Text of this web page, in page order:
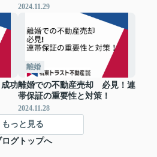
2024.11.29
功
離婚
離婚での不動産売却 必見！連
帯保証の重要性と対策！
2024.11.28
もっと見る
ログトップへ